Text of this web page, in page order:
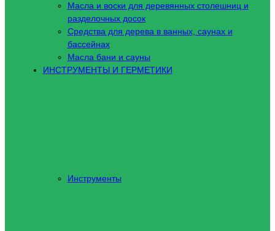
Масла и воски для деревянных столешниц и
разделочных досок
Средства для дерева в ванных, саунах и
бассейнах
Масла бани и сауны
ИНСТРУМЕНТЫ И ГЕРМЕТИКИ
Инструменты